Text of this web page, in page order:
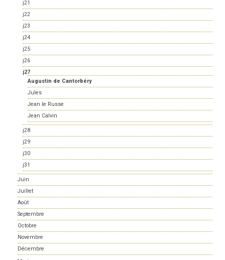
j21
j22
j23
j24
j25
j26
j27
Augustin de Cantorbéry
Jules
Jean le Russe
Jean Calvin
j28
j29
j30
j31
Juin
Juillet
Août
Septembre
Octobre
Novembre
Décembre